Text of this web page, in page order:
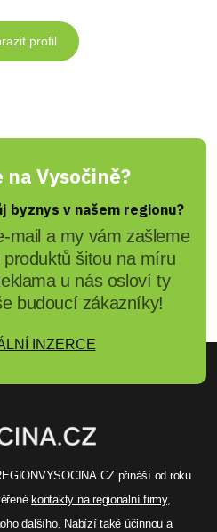
profil
Vysočině?
byznys v našem regionu?
mail a my vám zašleme
šitou na míru
u nás osloví ty
budoucí zákazníky!
INZERCE
přináší od roku
kontakty na regionální firmy,
dalšího. Nabízí také účinnou a